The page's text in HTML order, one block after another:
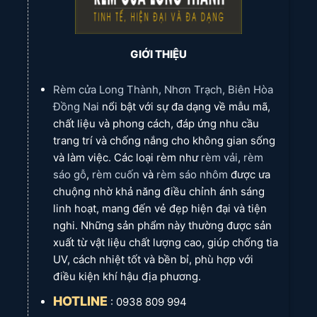
Rèm Sáo Nhôm
Phân Loại Rèm Sáo Nhôm Từ Rèm Cửa Long Thành
Để giúp bạn lựa chọn sản phẩm phù hợp nhất,
GIỚI THIỆU
Rèm cửa Long Thành, Nhơn Trạch, Biên Hòa
Đồng Nai nổi bật với sự đa dạng về mẫu mã,
chất liệu và phong cách, đáp ứng nhu cầu
trang trí và chống nắng cho không gian sống
và làm việc. Các loại rèm như rèm vải, rèm
sáo gỗ, rèm cuốn và rèm sáo nhôm được ưa
chuộng nhờ khả năng điều chỉnh ánh sáng
linh hoạt, mang đến vẻ đẹp hiện đại và tiện
nghi. Những sản phẩm này thường được sản
xuất từ vật liệu chất lượng cao, giúp chống tia
UV, cách nhiệt tốt và bền bỉ, phù hợp với
điều kiện khí hậu địa phương.
HOTLINE: 0938 809 994